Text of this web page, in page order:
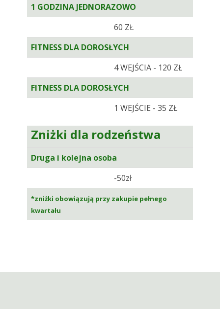
1 GODZINA JEDNORAZOWO
60 ZŁ
FITNESS DLA DOROSŁYCH
4 WEJŚCIA - 120 ZŁ
FITNESS DLA DOROSŁYCH
1 WEJŚCIE - 35 ZŁ
Zniżki dla rodzeństwa
Druga i kolejna osoba
-50zł
*zniżki obowiązują przy zakupie pełnego
kwartału